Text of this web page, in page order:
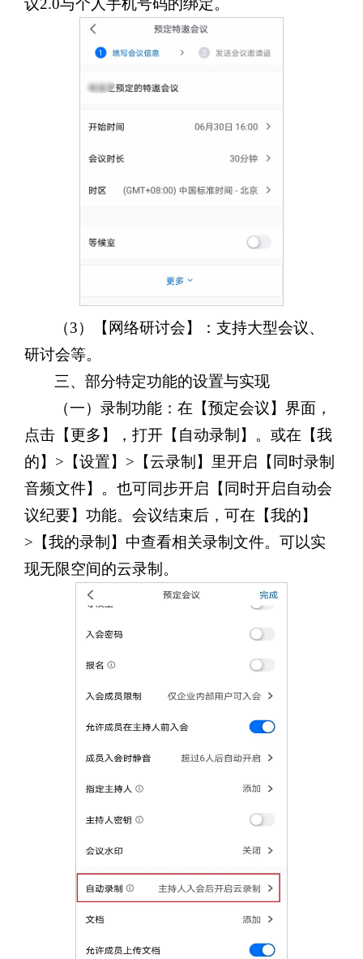
议2.0与个人手机号码的绑定。
（3）【网络研讨会】：支持大型会议、
研讨会等。
三、部分特定功能的设置与实现
（一）录制功能：在【预定会议】界面，
点击【更多】，打开【自动录制】。或在【我
的】>【设置】>【云录制】里开启【同时录制
音频文件】。也可同步开启【同时开启自动会
议纪要】功能。会议结束后，可在【我的】
>【我的录制】中查看相关录制文件。可以实
现无限空间的云录制。